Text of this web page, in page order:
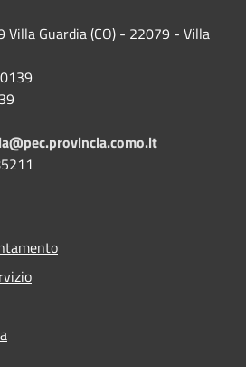
Villa Guardia (CO) - 22079 - Villa